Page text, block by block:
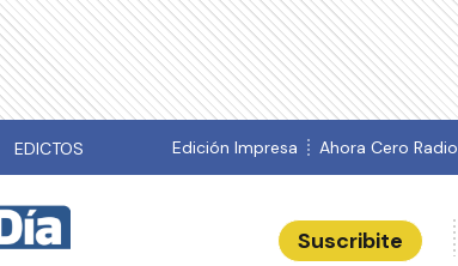
EDICTOS Edición Impresa Ahora Cero Radio
Suscribite